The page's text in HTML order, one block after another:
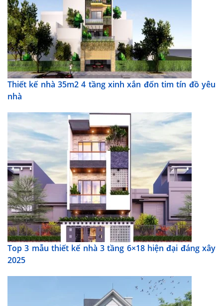
Thiết kế nhà 35m2 4 tầng xinh xắn đốn tim tín đồ yêu
nhà
Top 3 mẫu thiết kế nhà 3 tầng 6×18 hiện đại đáng xây
2025